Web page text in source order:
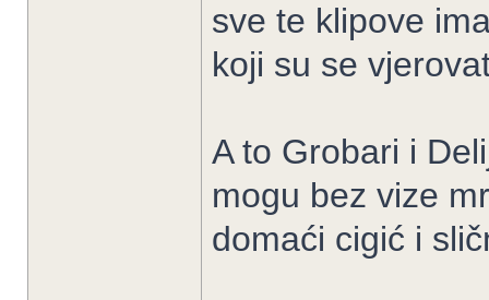
sve te klipove
koji su se
A to Grobari i
mogu bez vize
domaći cigić i